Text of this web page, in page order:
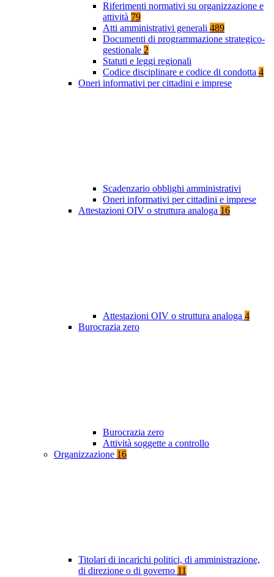
Riferimenti normativi su organizzazione e
attività 79
Atti amministrativi generali 489
Documenti di programmazione strategico-
gestionale 2
Statuti e leggi regionali
Codice disciplinare e codice di condotta 4
Oneri informativi per cittadini e imprese
Scadenzario obblighi amministrativi
Oneri informativi per cittadini e imprese
Attestazioni OIV o struttura analoga 16
Attestazioni OIV o struttura analoga 4
Burocrazia zero
Burocrazia zero
Attività soggette a controllo
Organizzazione 16
Titolari di incarichi politici, di amministrazione,
di direzione o di governo 11